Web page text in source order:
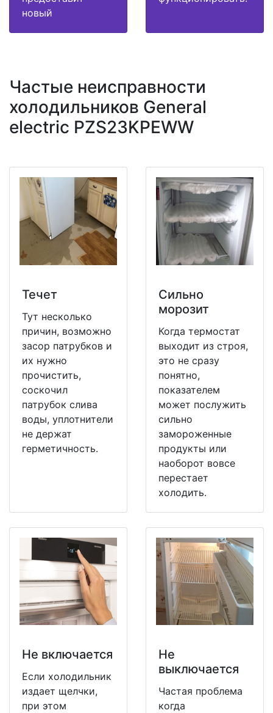
новый
Частые неисправности
холодильников General
electric PZS23KPEWW
Течет
Тут несколько
причин, возможно
засор патрубков и
их нужно
прочистить,
соскочил
патрубок слива
воды, уплотнители
не держат
герметичность.
Сильно
морозит
Когда термостат
выходит из строя,
это не сразу
понятно,
показателем
может послужить
сильно
замороженные
продукты или
наоборот вовсе
перестает
холодить.
Не включается
Если холодильник
издает щелчки,
при этом
Не
выключается
Частая проблема
когда